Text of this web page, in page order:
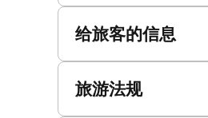
给旅客的信息
旅游法规